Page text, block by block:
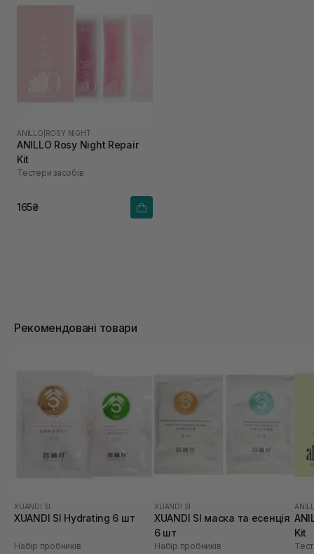
ANILLO ROSY NIGHT
ANILLO Rosy Night Repair
Kit
Тестери засобів
165₴
Рекомендовані товари
XUANDI SI
XUANDI SI Hydrating 6 шт
Набір пробників
XUANDI SI
XUANDI SI маска та есенція
6 шт
Набір пробників
Kit